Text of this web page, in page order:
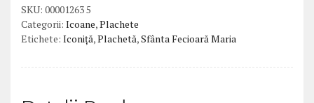
SKU: 00001263 5
Categorii: Icoane,Plachete
Etichete: Iconiță,Plachetă,Sfânta Fecioară Maria